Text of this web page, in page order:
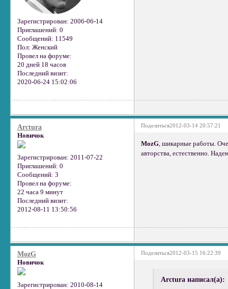
Зарегистрирован: 2006-06-14
Приглашений: 0
Сообщений: 11549
Пол: Женский
Провел на форуме:
20 дней 18 часов
Последний визит:
2020-06-24 15:02:06
Поделиться2012-03-14 20:57:21
Arctura
Новичок
Зарегистрирован: 2011-07-22
Приглашений: 0
Сообщений: 3
Провел на форуме:
22 часа 9 минут
Последний визит:
2012-08-11 13:50:56
MozG , шикарные работы.
авторства, естественно.
Поделиться2012-03-15 16:22:39
MozG
Новичок
Зарегистрирован: 2010-08-14
Arctura написал(а):